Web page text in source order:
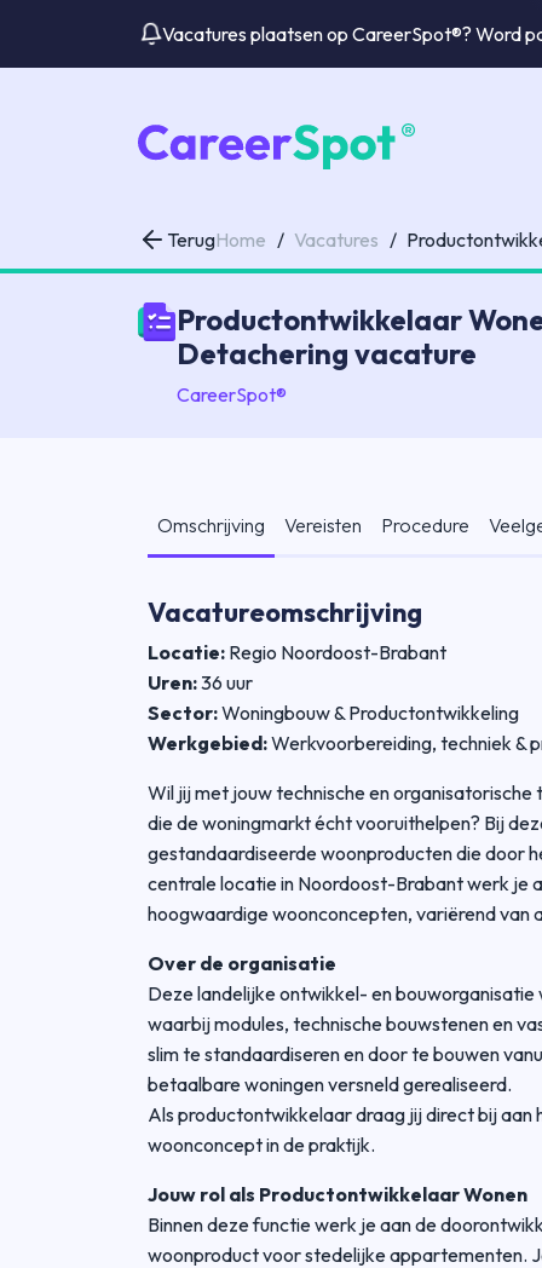
Vacatures plaatsen op CareerSpot®? Word
TerugHome / Vacatures /
Productontwikkelaar
Detachering vacature
CareerSpot®
Omschrijving Vereisten Procedure
Vacatureomschrijving
Locatie: Regio Noordoost-Brabant
Uren:36 uur
Sector:Woningbouw & Productontwikkeling
Werkgebied:Werkvoorbereiding, techniek &
Wil jij met jouw technische en
die de woningmarkt écht vooruithelpen? Bij
gestandaardiseerde woonproducten die door
centrale locatie in Noordoost-Brabant werk je
hoogwaardige woonconcepten, variërend
Over de organisatie
Deze landelijke ontwikkel- en
waarbij modules, technische bouwstenen en
slim te standaardiseren en door te bouwen
betaalbare woningen versneld gerealiseerd.
Als productontwikkelaar draag jij direct bij
woonconcept in de praktijk.
Jouw rol als Productontwikkelaar Wonen
Binnen deze functie werk je aan de
woonproduct voor stedelijke appartementen.